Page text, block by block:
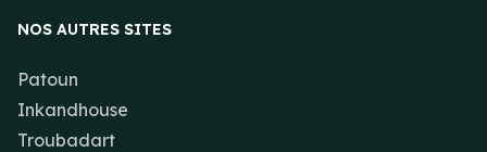
NOS AUTRES SITES
Patoun
Inkandhouse
Troubadart